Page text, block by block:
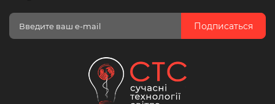
Подписаться